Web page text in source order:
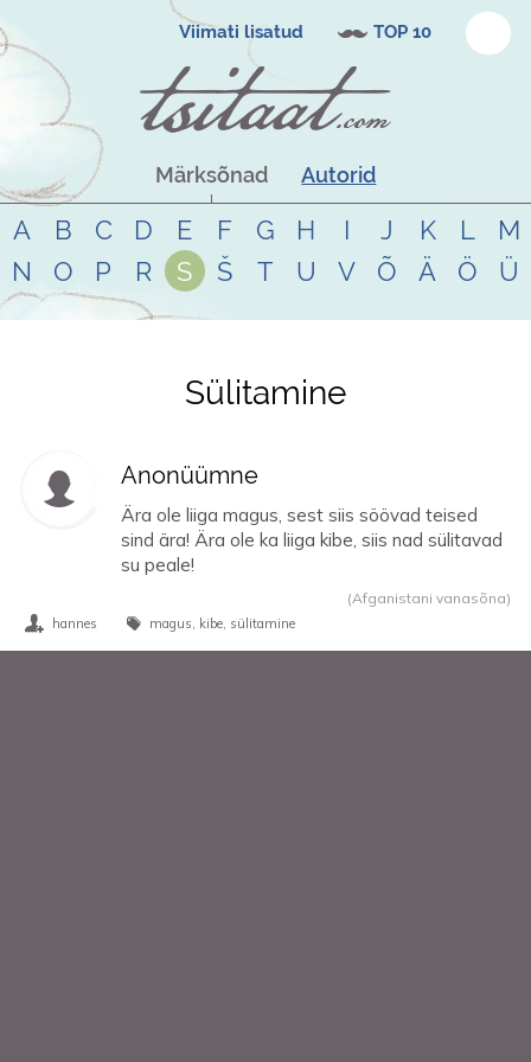
Viimati lisatud TOP 10
Märksõnad Autorid
A B C D E F G H I J K L
M
N
O P R S Š T U V Õ Ä Ö Ü
Tsitaadid teemalsülitamine
Sülitamine
Anonüümne
Ära ole liiga magus, sest siis söövad teised
sind ära! Ära ole ka liiga kibe, siis nad sülitavad
su peale!
(Afganistani vanasõna)
hannes magus kibe sülitamine